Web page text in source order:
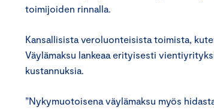
toimijoiden rinnalla.
Kansallisista veroluonteisista toimista,
Väylämaksu lankeaa erityisesti
kustannuksia.
”Nykymuotoisena väylämaksu myös